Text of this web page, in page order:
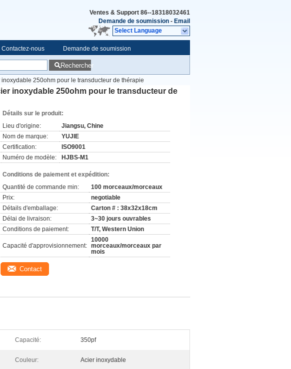
Ventes & Support 86--18318032461
Demande de soumission - Email
Select Language
Contactez-nous Demande de soumission
Rechercher
250ohm pour le transducteur de thérapie
inoxydable 250ohm pour le transducteur de
Détails sur le produit:
Lieu d'origine:
Jiangsu, Chine
Nom de marque:
YUJIE
Certification:
ISO9001
Numéro de modèle:
HJBS-M1
Conditions de paiement et expédition:
Quantité de commande min:
100 morceaux/morceaux
Prix:
negotiable
Détails d'emballage:
Carton # : 38x32x18cm
Délai de livraison:
3~30 jours ouvrables
Conditions de paiement:
T/T, Western Union
Capacité d'approvisionnement:
10000
morceaux/morceaux par
mois
Contact
Capacité: 350pf
Couleur: Acier inoxydable